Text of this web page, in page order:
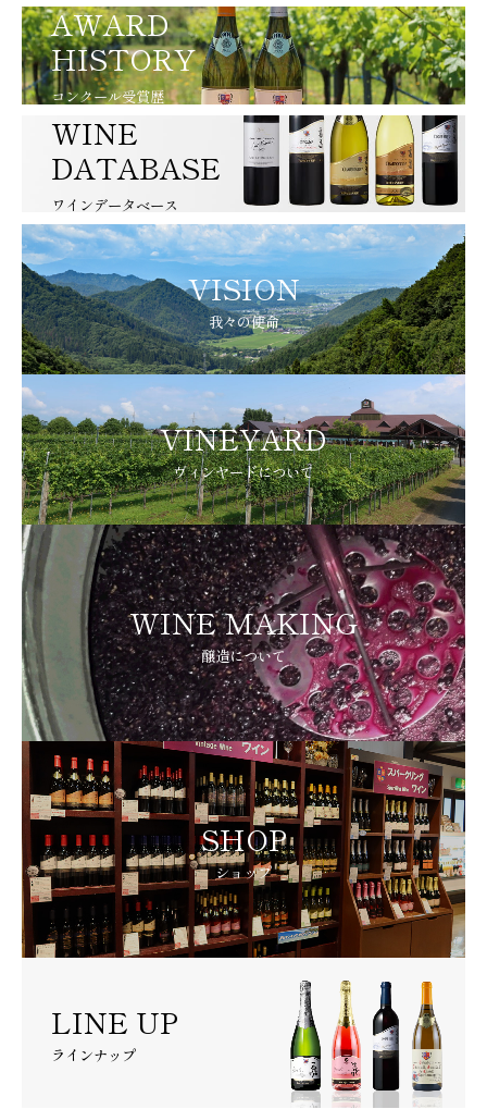
AWARD
HISTORY
コンクール受賞歴
WINE
DATABASE
ワインデータベース
VISION
我々の使命
VINEYARD
ヴィンヤードについて
WINE MAKING
醸造について
SHOP
ショップ
LINE UP
ラインナップ